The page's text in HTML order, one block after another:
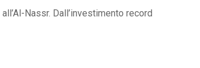
Nassr. Dall’investimento record